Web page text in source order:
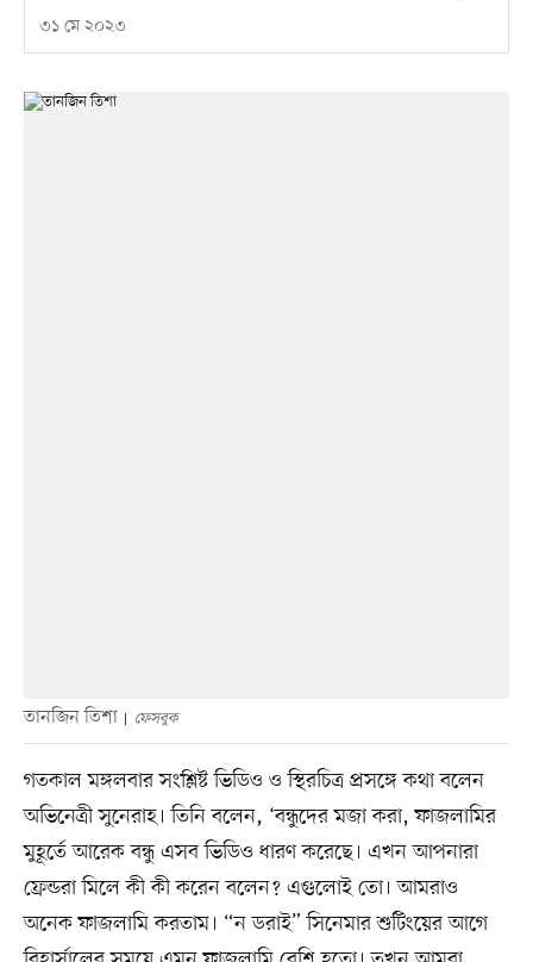
৩১ মে ২০২৩
তানজিন তিশা ফেসবুক
গতকাল মঙ্গলবার সংশ্লিষ্ট ভিডিও ও স্থিরচিত্র প্রসঙ্গে কথা বলেন
অভিনেত্রী সুনেরাহ। তিনি বলেন, ‘বন্ধুদের মজা করা, ফাজলামির
মুহূর্তে আরেক বন্ধু এসব ভিডিও ধারণ করেছে। এখন আপনারা
ফ্রেন্ডরা মিলে কী কী করেন বলেন? এগুলোই তো। আমরাও
অনেক ফাজলামি করতাম। “ন ডরাই” সিনেমার শুটিংয়ের আগে